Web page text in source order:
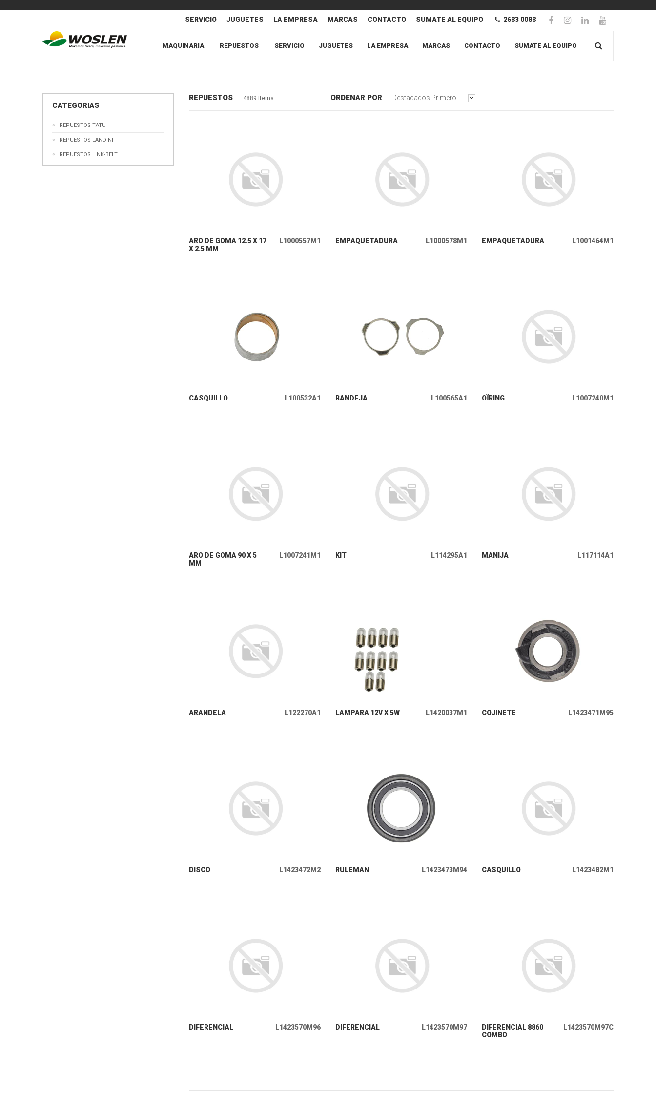
SERVICIO JUGUETES LA EMPRESA MARCAS CONTACTO SUMATE AL EQUIPO 2683 0088
MAQUINARIA REPUESTOS SERVICIO JUGUETES LA EMPRESA MARCAS CONTACTO SUMATE AL EQUIPO
CATEGORIAS
REPUESTOS TATU
REPUESTOS LANDINI
REPUESTOS LINK-BELT
REPUESTOS 4889 Items ORDENAR POR Destacados Primero
ARO DE GOMA 12.5 X 17
X 2.5 MM
L1000557M1 EMPAQUETADURA L1000578M1 EMPAQUETADURA L1001464M1
CASQUILLO L100532A1 BANDEJA L100565A1 OÏRING L1007240M1
ARO DE GOMA 90 X 5
MM
L1007241M1 KIT L114295A1 MANIJA L117114A1
ARANDELA L122270A1 LAMPARA 12V X 5W L1420037M1 COJINETE L1423471M95
DISCO L1423472M2 RULEMAN L1423473M94 CASQUILLO L1423482M1
DIFERENCIAL L1423570M96 DIFERENCIAL L1423570M97
DIFERENCIAL 8860
COMBO
L1423570M97C